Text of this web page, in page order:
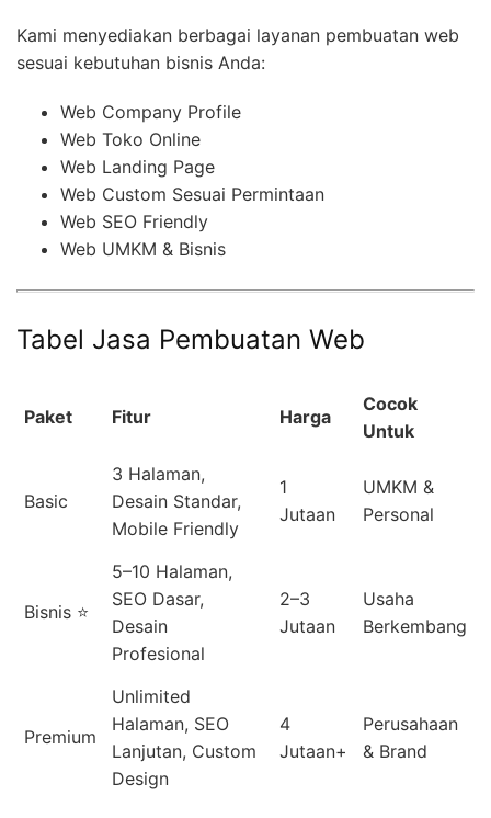
Kami menyediakan berbagai layanan pembuatan web
sesuai kebutuhan bisnis Anda:
Web Company Profile
Web Toko Online
Web Landing Page
Web Custom Sesuai Permintaan
Web SEO Friendly
Web UMKM & Bisnis
Tabel Jasa Pembuatan Web
Paket Fitur Harga
Cocok
Untuk
Basic
3 Halaman,
Desain Standar,
Mobile Friendly
1
Jutaan
UMKM &
Personal
Bisnis ⭐
5–10 Halaman,
SEO Dasar,
Desain
Profesional
2–3
Jutaan
Usaha
Berkembang
Premium
Unlimited
Halaman, SEO
Lanjutan, Custom
Design
4
Jutaan+
Perusahaan
& Brand